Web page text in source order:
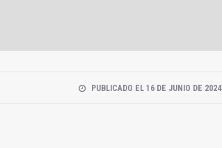
PUBLICADO EL 16 DE JUNIO DE 2024